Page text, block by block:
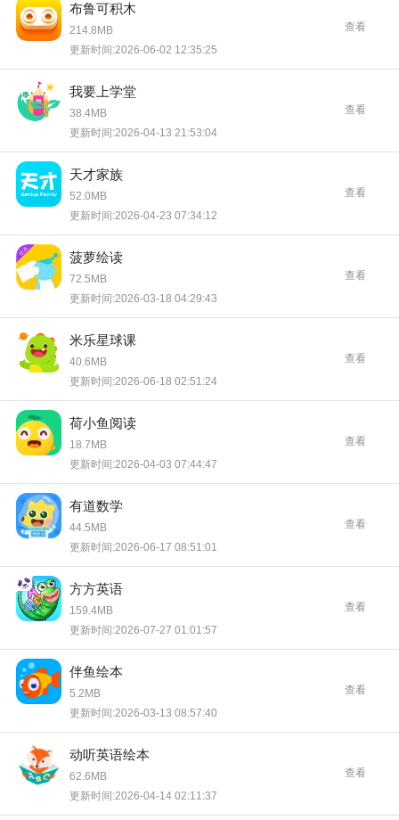
布鲁可积木
214.8MB
更新时间:2026-06-02 12:35:25
查看
我要上学堂
38.4MB
更新时间:2026-04-13 21:53:04
查看
天才家族
52.0MB
更新时间:2026-04-23 07:34:12
查看
菠萝绘读
72.5MB
更新时间:2026-03-18 04:29:43
查看
米乐星球课
40.6MB
更新时间:2026-06-18 02:51:24
查看
荷小鱼阅读
18.7MB
更新时间:2026-04-03 07:44:47
查看
有道数学
44.5MB
更新时间:2026-06-17 08:51:01
查看
方方英语
159.4MB
更新时间:2026-07-27 01:01:57
查看
伴鱼绘本
5.2MB
更新时间:2026-03-13 08:57:40
查看
动听英语绘本
62.6MB
更新时间:2026-04-14 02:11:37
查看